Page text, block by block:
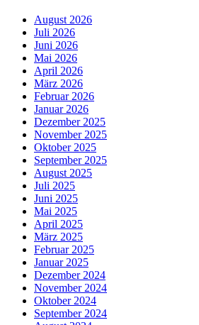
August 2026
Juli 2026
Juni 2026
Mai 2026
April 2026
März 2026
Februar 2026
Januar 2026
Dezember 2025
November 2025
Oktober 2025
September 2025
August 2025
Juli 2025
Juni 2025
Mai 2025
April 2025
März 2025
Februar 2025
Januar 2025
Dezember 2024
November 2024
Oktober 2024
September 2024